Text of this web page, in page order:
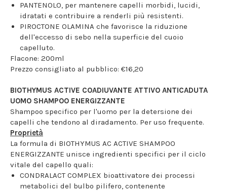
PANTENOLO, per mantenere capelli morbidi, lucidi,
idratati e contribuire a renderli più resistenti.
PIROCTONE OLAMINA che favorisce la riduzione
dell'eccesso di sebo nella superficie del cuoio
capelluto.
Flacone: 200ml
Prezzo consigliato al pubblico: €16,20
BIOTHYMUS ACTIVE COADIUVANTE ATTIVO ANTICADUTA
UOMO SHAMPOO ENERGIZZANTE
Shampoo specifico per l'uomo per la detersione dei
capelli che tendono al diradamento. Per uso frequente.
Proprietà
La formula di BIOTHYMUS AC ACTIVE SHAMPOO
ENERGIZZANTE unisce ingredienti specifici per il ciclo
vitale del capello quali:
CONDRALACT COMPLEX bioattivatore dei processi
metabolici del bulbo pilifero, contenente